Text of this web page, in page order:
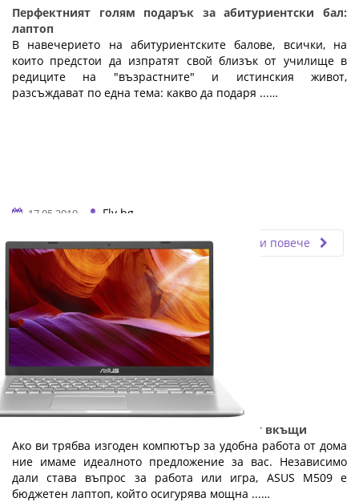
Перфектният голям подарък за абитуриентски бал:
лаптоп
В навечерието на абитуриентските балове, всички, на
които предстои да изпратят свой близък от училище в
редиците на "възрастните" и истинския живот,
разсъждават по една тема: какво да подаря ...…
17.05.2019
Fly.bg
Прочети повече
Идеалният бюджетен лаптоп за работа от вкъщи
Ако ви трябва изгоден компютър за удобна работа от дома
ние имаме идеалното предложение за вас. Независимо
дали става въпрос за работа или игра, ASUS M509 е
бюджетен лаптоп, който осигурява мощна ...…